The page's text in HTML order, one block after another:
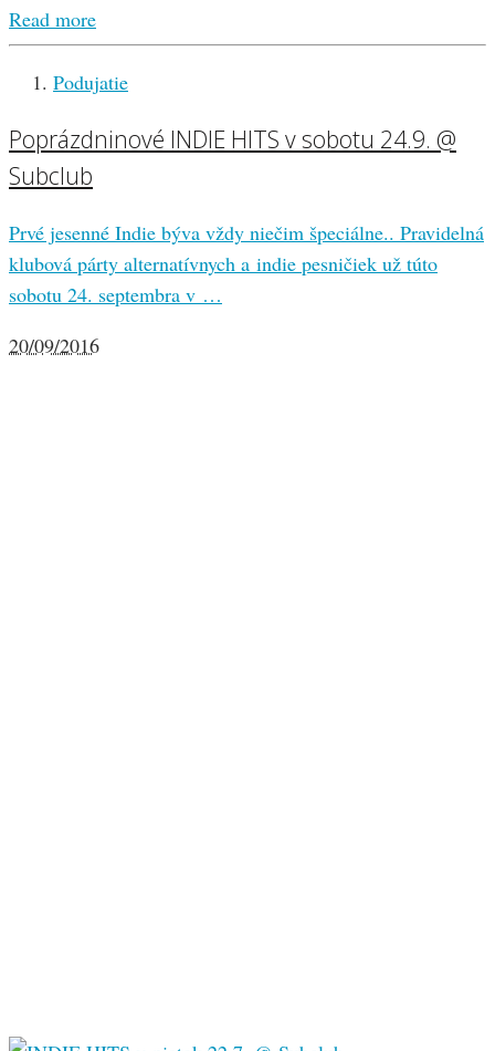
Read more
Podujatie
Poprázdninové INDIE HITS v sobotu 24.9. @
Subclub
Prvé jesenné Indie býva vždy niečim špeciálne.. Pravidelná
klubová párty alternatívnych a indie pesničiek už túto
sobotu 24. septembra v …
20/09/2016